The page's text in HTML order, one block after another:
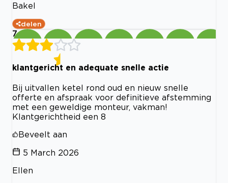
Bakel
delen
7
klantgericht en adequate snelle actie
Bij uitvallen ketel rond oud en nieuw snelle
offerte en afspraak voor definitieve afstemming
met een geweldige monteur, vakman!
Klantgerichtheid een 8
Beveelt aan
5 March 2026
Ellen